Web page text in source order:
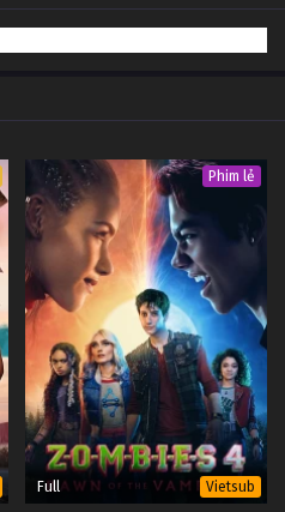
Phim lẻ
Full Vietsub